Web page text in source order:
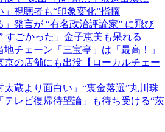
」視聴者も“印象変化”指摘
」発言が “有名政治評論家” に飛び
すごかった」金子恵美も呆れる
チェーン「三宝亭」は「最高！」
京の店舗にも出没【ローカルチェー
太蔵より面白い」“裏金落選”丸川珠
テレビ復帰待望論」も待ち受ける“茨